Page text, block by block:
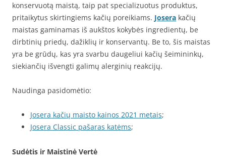
konservuotą maistą, taip pat specializuotus produktus,
pritaikytus skirtingiems kačių poreikiams. Josera kačių
maistas gaminamas iš aukštos kokybės ingredientų, be
dirbtinių priedų, dažiklių ir konservantų. Be to, šis maistas
yra be grūdų, kas yra svarbu daugeliui kačių šeimininkų,
siekiančių išvengti galimų alerginių reakcijų.
Naudinga pasidomėtio:
Josera kačių maisto kainos 2021 metais;
Josera Classic pašaras katėms;
Sudėtis ir Maistinė Vertė